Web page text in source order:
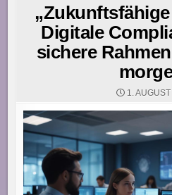
Digitale
sichere
1.